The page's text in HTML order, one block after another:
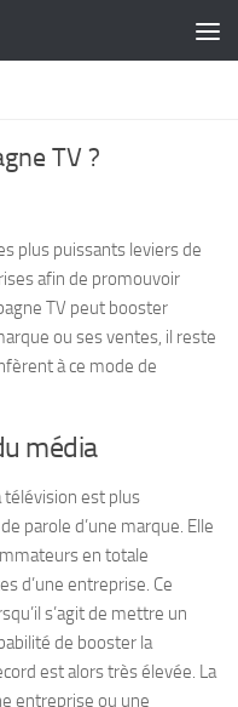
TV ?
plus puissants leviers de
afin de promouvoir
TV peut booster
ou ses ventes, il reste
à ce mode de
média
télévision est plus
parole d’une marque. Elle
en totale
d’une entreprise. Ce
s’agit de mettre un
de booster la
est alors très élevée. La
entreprise ou une